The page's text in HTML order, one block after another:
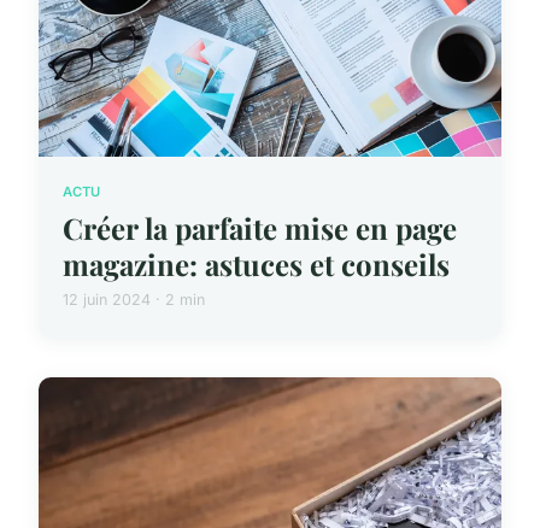
ACTU
Créer la parfaite mise en page
magazine: astuces et conseils
12 juin 2024 · 2 min